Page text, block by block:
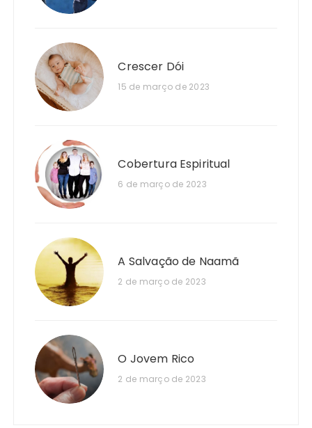
Crescer Dói
15 de março de 2023
Cobertura Espiritual
6 de março de 2023
A Salvação de Naamã
2 de março de 2023
O Jovem Rico
2 de março de 2023